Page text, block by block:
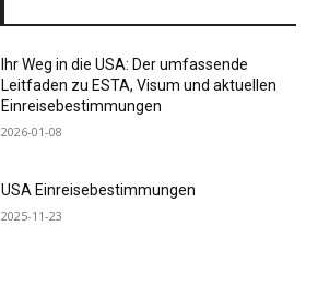
Ihr Weg in die USA: Der umfassende
Leitfaden zu ESTA, Visum und aktuellen
Einreisebestimmungen
2026-01-08
USA Einreisebestimmungen
2025-11-23